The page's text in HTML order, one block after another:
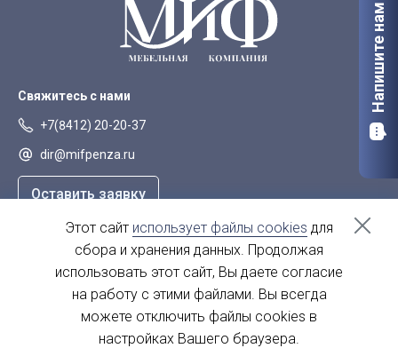
Свяжитесь с нами
+7(8412) 20-20-37
dir@mifpenza.ru
Оставить заявку
г. Пенза, ул. Аустрина, 139а
пн-пт - с 9.00-18.00
сб, вс - выходной
Напишите нам
Этот сайт использует файлы cookies для
сбора и хранения данных. Продолжая
использовать этот сайт, Вы даете согласие
на работу с этими файлами. Вы всегда
можете отключить файлы cookies в
настройках Вашего браузера.